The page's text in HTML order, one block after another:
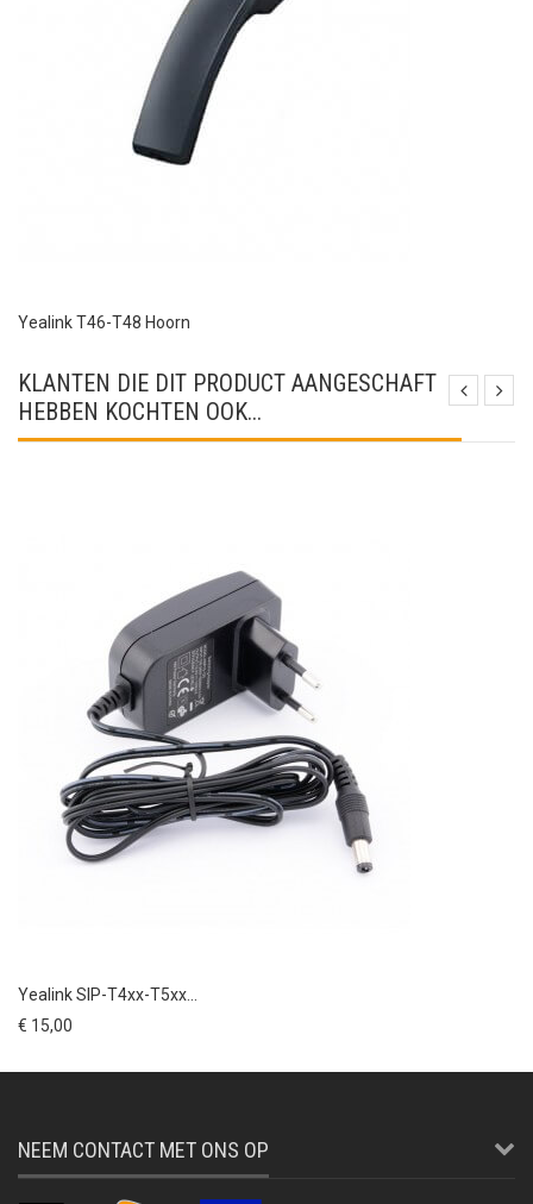
Yealink T46-T48 Hoorn
KLANTEN DIE DIT PRODUCT AANGESCHAFT
HEBBEN KOCHTEN OOK...
Yealink SIP-T4xx-T5xx...
€ 15,00
NEEM CONTACT MET ONS OP